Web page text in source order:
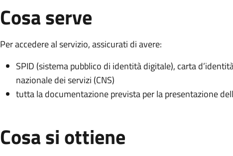
Cosa serve
Per accedere al servizio, assicurati di avere:
SPID (sistema pubblico di identità digitale), carta
nazionale dei servizi (CNS)
tutta la documentazione prevista per la presentazione
Cosa si ottiene